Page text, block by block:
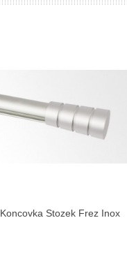
Zobraziť viac
Koncovka Stozek Frez Inox